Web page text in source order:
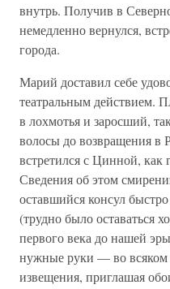
внутрь. Получив в
немедленно вернулся,
города.
Марий доставил себе
театральным действием.
в лохмотья и заросший,
волосы до возвращения в
встретился с Цинной,
Сведения об этом
оставшийся консул
(трудно было оставаться
первого века до нашей
нужные руки — во всяком
извещения, приглашая